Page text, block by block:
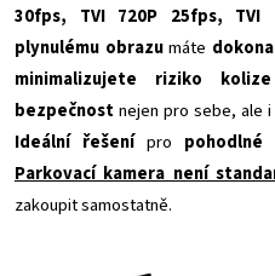
30fps, TVI 720P 25fps, TVI
plynulému obrazumáte
minimalizujete riziko kolize
bezpečnostnejen pro sebe, ale
Ideální řešenípro
Parkovací kamera není
zakoupit samostatně.